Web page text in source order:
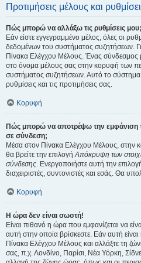
Προτιμήσεις μέλους και
Πώς μπορώ να αλλάξω τις ρυθμίσεις μου;
Εάν είστε εγγεγραμμένο μέλος, όλες οι
δεδομένων του συστήματος συζητήσεων.
Πίνακα Ελέγχου Μέλους. Ένας σύνδεσμος
στο όνομα μέλους σας στην κορυφή των
συστήματος συζητήσεων. Αυτό το σύστημα
ρυθμίσεις και τις προτιμήσεις σας.
Κορυφή
Πώς μπορώ να αποτρέψω την εμφάνιση
σε σύνδεση;
Μέσα στον Πίνακα Ελέγχου Μέλους, στην
θα βρείτε την επιλογήΑπόκρυψη των
σύνδεσης. Ενεργοποιήστε αυτή την
διαχειριστές, συντονιστές και εσάς. Θα
Κορυφή
Η ώρα δεν είναι σωστή!
Είναι πιθανό η ώρα που εμφανίζεται να
αυτή στην οποία βρίσκεστε. Εάν αυτή
Πίνακα Ελέγχου Μέλους και αλλάξτε τη
σας, π.χ. Λονδίνο, Παρίσι, Νέα Υόρκη,